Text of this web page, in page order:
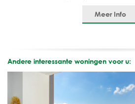
Meer Info
Andere interessante woningen voor u: